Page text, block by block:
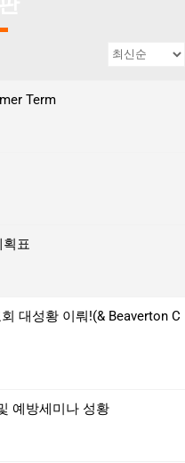
Term
표
대성황 이뤄!(& Beaverton C
예방세미나 성황